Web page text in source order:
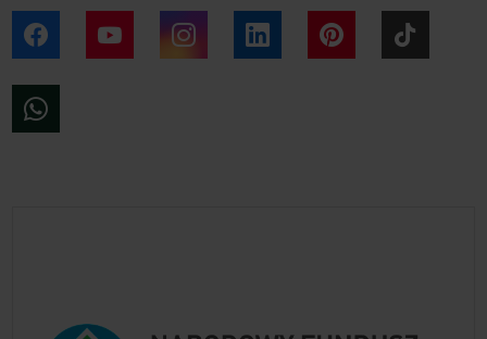
Facebook YouTube Instagram LinkedIn Pinterest